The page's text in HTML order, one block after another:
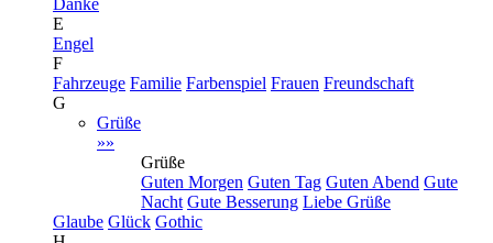
Danke
E
Engel
F
Fahrzeuge Familie Farbenspiel Frauen Freundschaft
G
Grüße
»»
Grüße
Guten Morgen Guten Tag Guten Abend Gute
Nacht Gute Besserung Liebe Grüße
Glaube Glück Gothic